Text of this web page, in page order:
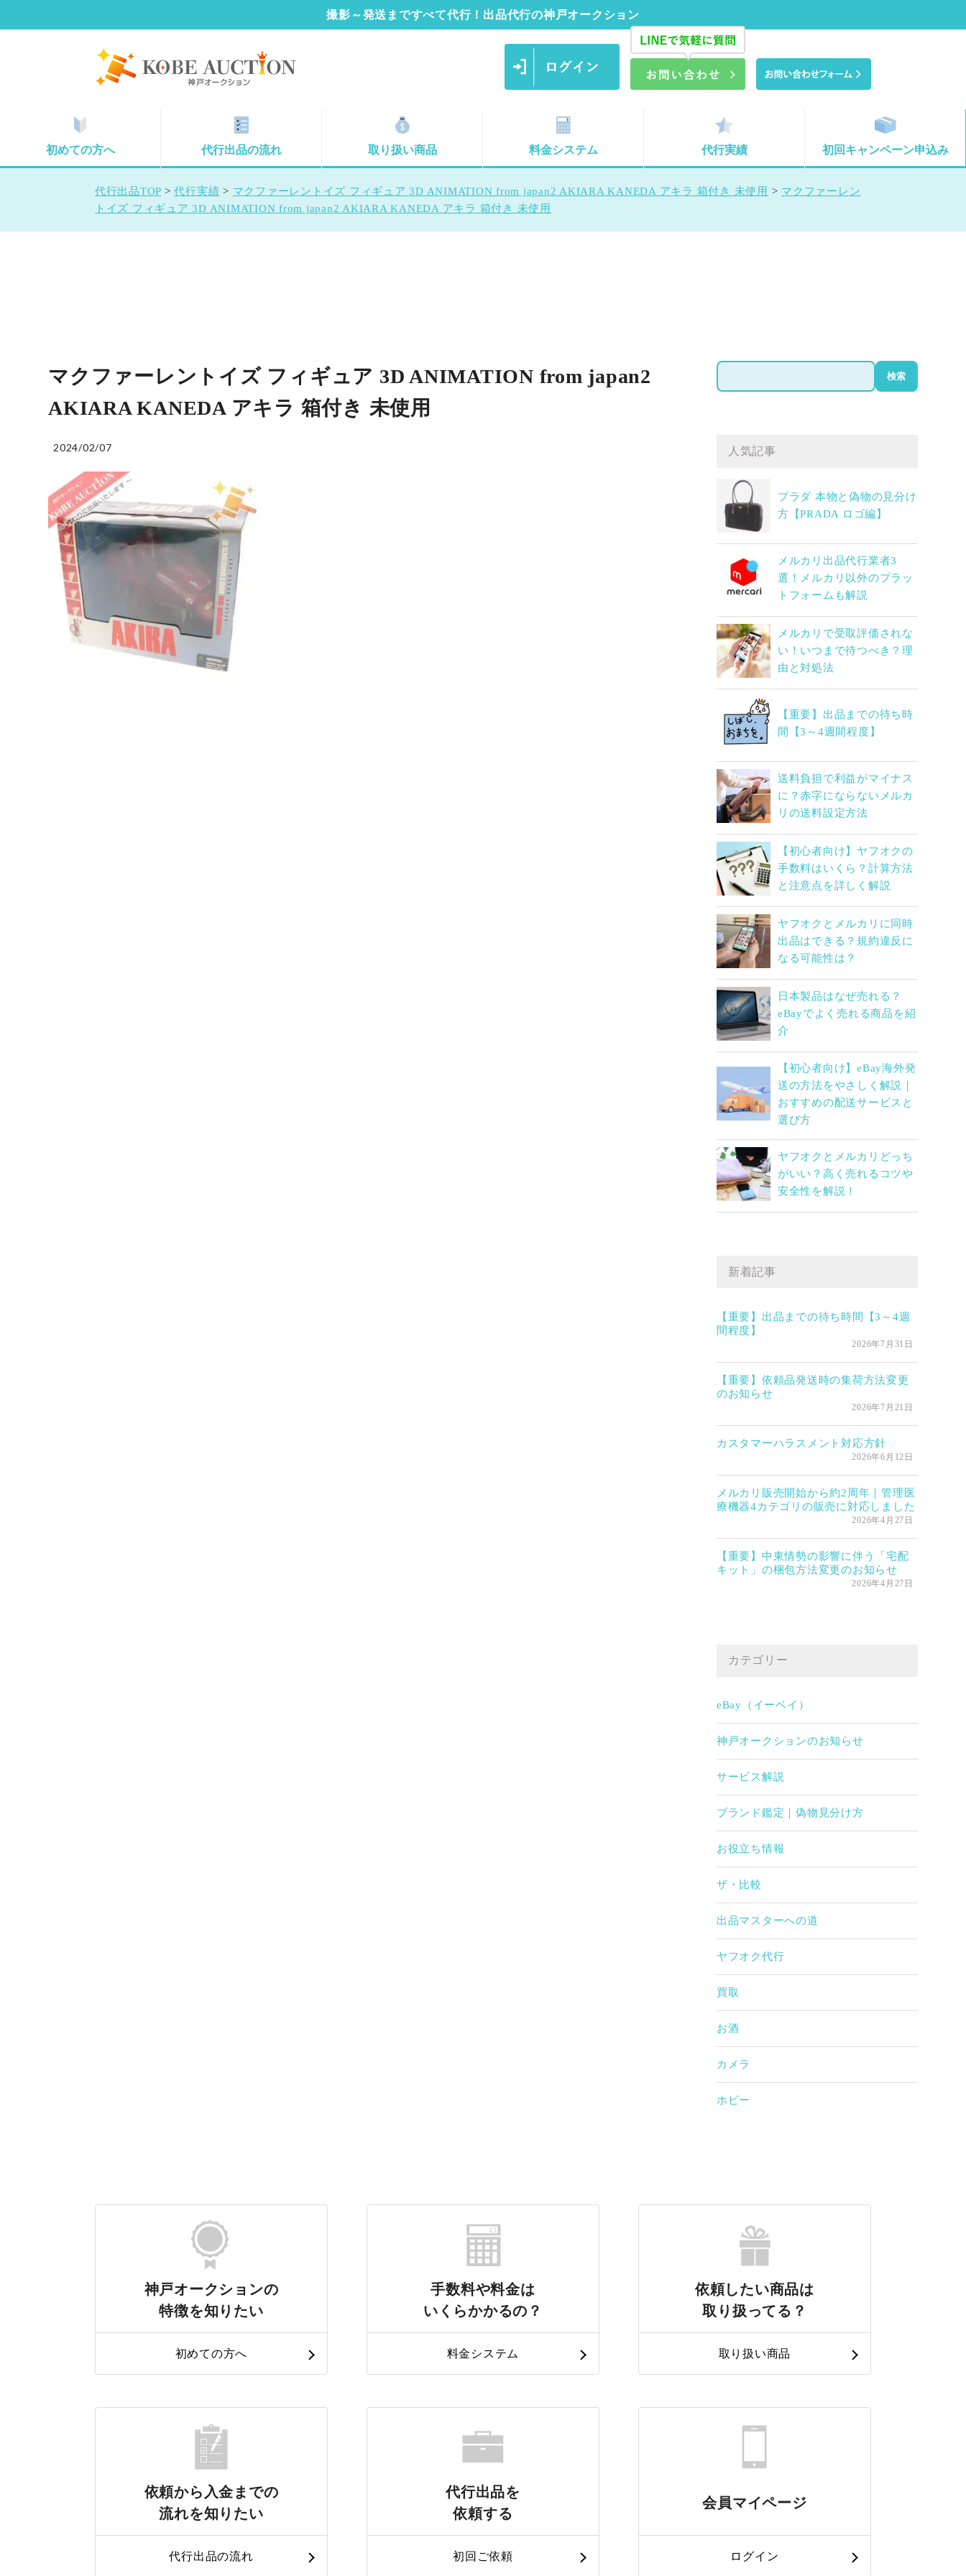
撮影～発送まですべて代行！出品代行の神戸オークション
初めての方へ 代行出品の流れ 取り扱い商品 料金システム 代行実績 初回キャンペーン申込み
代行出品TOP >代行実績 > マクファーレントイズ フィギュア 3D ANIMATION from japan2 AKIARA KANEDA アキラ 箱付き 未使用 > マクファーレン
トイズ フィギュア 3D ANIMATION from japan2 AKIARA KANEDA アキラ 箱付き 未使用
マクファーレントイズ フィギュア 3D ANIMATION from japan2
AKIARA KANEDA アキラ 箱付き 未使用
2024/02/07
検
索
検索
人気記事
プラダ 本物と偽物の見分け
方【PRADA ロゴ編】
メルカリ出品代行業者3
選！メルカリ以外のプラッ
トフォームも解説
メルカリで受取評価されな
い！いつまで待つべき？理
由と対処法
【重要】出品までの待ち時
間【3～4週間程度】
送料負担で利益がマイナス
に？赤字にならないメルカ
リの送料設定方法
【初心者向け】ヤフオクの
手数料はいくら？計算方法
と注意点を詳しく解説
ヤフオクとメルカリに同時
出品はできる？規約違反に
なる可能性は？
日本製品はなぜ売れる？
eBayでよく売れる商品を紹
介
【初心者向け】eBay海外発
送の方法をやさしく解説｜
おすすめの配送サービスと
選び方
ヤフオクとメルカリどっち
がいい？高く売れるコツや
安全性を解説！
新着記事
【重要】出品までの待ち時間【3～4週
間程度】
2026年7月31日
【重要】依頼品発送時の集荷方法変更
のお知らせ
2026年7月21日
カスタマーハラスメント対応方針
2026年6月12日
メルカリ販売開始から約2周年｜管理医
療機器4カテゴリの販売に対応しました
2026年4月27日
【重要】中東情勢の影響に伴う「宅配
キット」の梱包方法変更のお知らせ
2026年4月27日
カテゴリー
eBay（イーベイ）
神戸オークションのお知らせ
サービス解説
ブランド鑑定｜偽物見分け方
お役立ち情報
ザ・比較
出品マスターへの道
ヤフオク代行
買取
お酒
カメラ
ホビー
神戸オークションの
特徴を知りたい
初めての方へ
手数料や料金は
いくらかかるの？
料金システム
依頼したい商品は
取り扱ってる？
取り扱い商品
依頼から入金までの
流れを知りたい
代行出品の流れ
代行出品を
依頼する
初回ご依頼
会員マイページ
ログイン